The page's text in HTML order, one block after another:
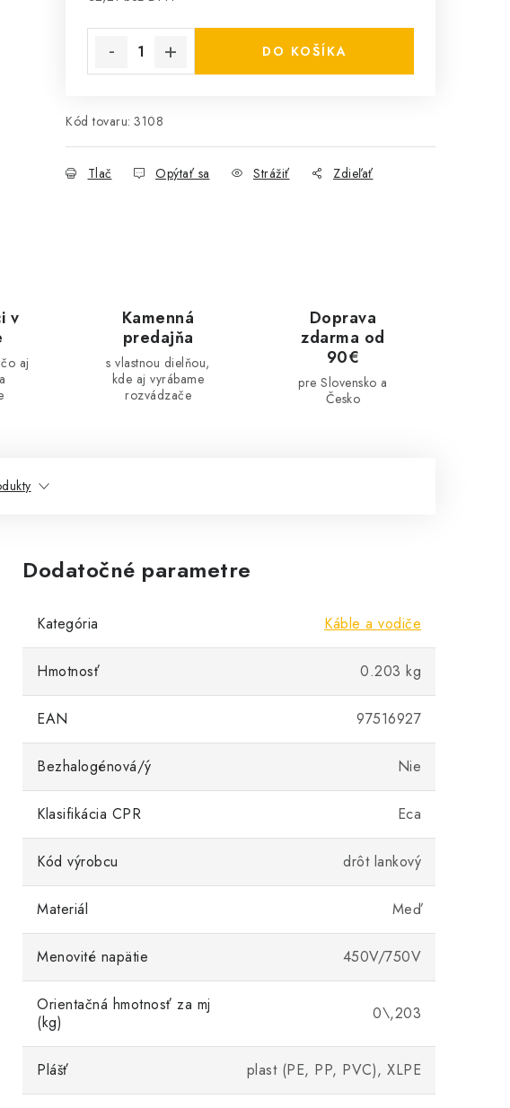
DO KOŠÍKA
Kód tovaru: 3108
Tlač Opýtať sa Strážiť Zdieľať
v
aj
Kamenná
predajňa
s vlastnou dielňou,
kde aj vyrábame
rozvádzače
Doprava
zdarma od
90€
pre Slovensko a
Česko
Dodatočné parametre
Kategória Káble a vodiče
Hmotnosť 0.203 kg
EAN 97516927
Bezhalogénová/ý Nie
Klasifikácia CPR Eca
Kód výrobcu drôt lankový
Materiál Meď
Menovité napätie 450V/750V
Orientačná hmotnosť za mj
(kg)
0\,203
Plášť plast (PE, PP, PVC), XLPE